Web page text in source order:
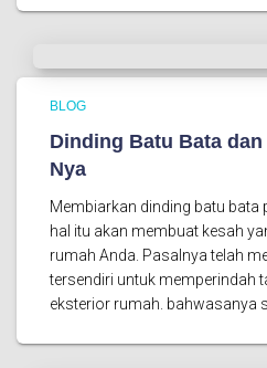
BLOG
Dinding Batu Bata
Nya
Membiarkan dinding batu bata
hal itu akan membuat kesah
rumah Anda. Pasalnya telah
tersendiri untuk memperindah
eksterior rumah. bahwasanya